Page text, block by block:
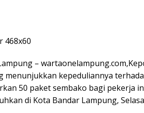
–
menunjukkan kepeduliannya
50 paket sembako bagi pekerja
di Kota Bandar Lampung,